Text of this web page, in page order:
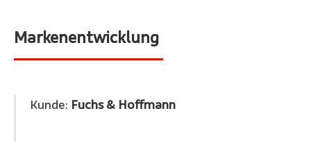
Markenentwicklung
Kunde: Fuchs & Hoffmann